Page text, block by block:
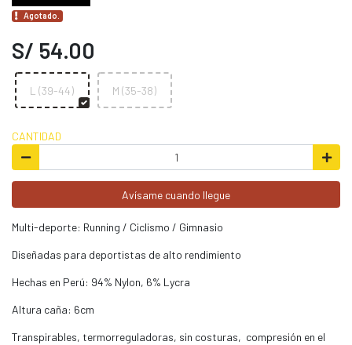
Agotado.
S/ 54.00
L (39-44) M (35-38)
CANTIDAD
Avísame cuando llegue
Multi-deporte: Running / Ciclismo / Gimnasio
Diseñadas para deportistas de alto rendimiento
Hechas en Perú: 94% Nylon, 6% Lycra
Altura caña: 6cm
Transpirables, termorreguladoras, sin costuras, compresión en el